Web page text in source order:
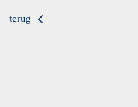
terug